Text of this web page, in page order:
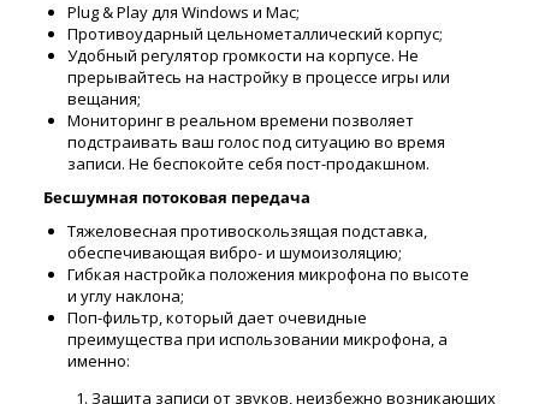
Plug & Play для Windows и Mac;
Противоударный цельнометаллический корпус;
Удобный регулятор громкости на корпусе. Не
прерывайтесь на настройку в процессе игры или
вещания;
Мониторинг в реальном времени позволяет
подстраивать ваш голос под ситуацию во время
записи. Не беспокойте себя пост-продакшном.
Бесшумная потоковая передача
Тяжеловесная противоскользящая подставка,
обеспечивающая вибро- и шумоизоляцию;
Гибкая настройка положения микрофона по высоте
и углу наклона;
Поп-фильтр, который дает очевидные
преимущества при использовании микрофона, а
именно:
Защита записи от звуков, неизбежно возникающих